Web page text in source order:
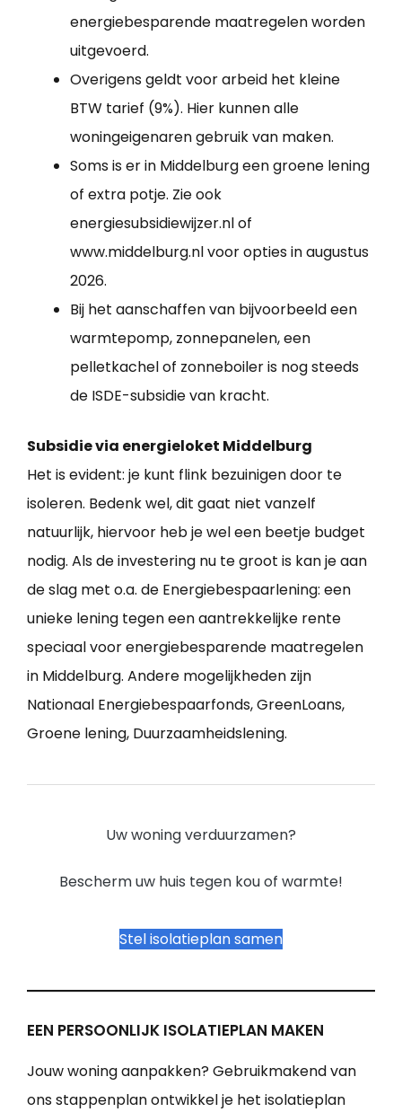
energiebesparende maatregelen worden
uitgevoerd.
Overigens geldt voor arbeid het kleine
BTW tarief (9%). Hier kunnen alle
woningeigenaren gebruik van maken.
Soms is er in Middelburg een groene lening
of extra potje. Zie ook
energiesubsidiewijzer.nl of
www.middelburg.nl voor opties in augustus
2026.
Bij het aanschaffen van bijvoorbeeld een
warmtepomp, zonnepanelen, een
pelletkachel of zonneboiler is nog steeds
de ISDE-subsidie van kracht.
Subsidie via energieloket Middelburg
Het is evident: je kunt flink bezuinigen door te
isoleren. Bedenk wel, dit gaat niet vanzelf
natuurlijk, hiervoor heb je wel een beetje budget
nodig. Als de investering nu te groot is kan je aan
de slag met o.a. de Energiebespaarlening: een
unieke lening tegen een aantrekkelijke rente
speciaal voor energiebesparende maatregelen
in Middelburg. Andere mogelijkheden zijn
Nationaal Energiebespaarfonds, GreenLoans,
Groene lening, Duurzaamheidslening.
Uw woning verduurzamen?
Bescherm uw huis tegen kou of warmte!
Stel isolatieplan samen
EEN PERSOONLIJK ISOLATIEPLAN MAKEN
Jouw woning aanpakken? Gebruikmakend van
ons stappenplan ontwikkel je het isolatieplan